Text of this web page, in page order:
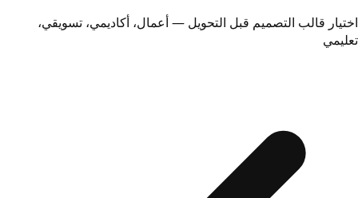
اختيار قالب التصميم قبل التحويل — أعمال، أكاديمي، تسويقي،
تعليمي